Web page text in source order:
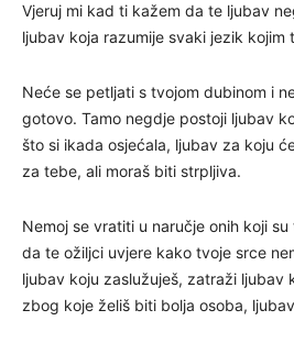
Vjeruj mi kad ti kažem da te ljubav
ljubav koja razumije svaki jezik kojim
Neće se petljati s tvojom dubinom i
gotovo. Tamo negdje postoji ljubav
što si ikada osjećala, ljubav za koju
za tebe, ali moraš biti strpljiva.
Nemoj se vratiti u naručje onih koji
da te ožiljci uvjere kako tvoje srce
ljubav koju zaslužuješ, zatraži ljubav
zbog koje želiš biti bolja osoba,